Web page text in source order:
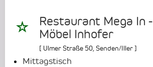
Restaurant Mega In -
Möbel Inhofer
[ Ulmer Straße 50,Senden/Iller]
Mittagstisch